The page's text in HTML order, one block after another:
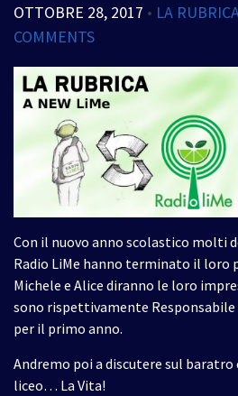
OTTOBRE 28, 2017 • LA
COMMENTS
Con il nuovo anno scolastico molti
Radio LiMe hanno terminato il loro
Michele e Alice diranno le loro
sono rispettivamente
per il primo anno.
Andremo poi a discutere sul
liceo… La Vita!